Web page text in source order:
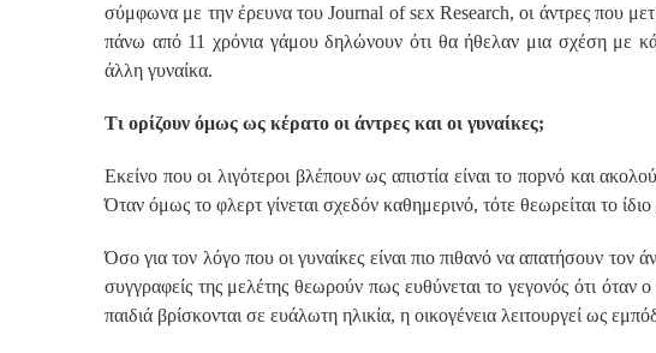
σύμφωνα με την έρευνα του Journal of sεx Research, οι άντρες που
πάνω από 11 χρόνια γάμου δηλώνουν ότι θα ήθελαν μια σχέση με
άλλη γυναίκα.
Τι ορίζουν όμως ως κέρατο οι άντρες και οι γυναίκες;
Εκείνο που οι λιγότεροι βλέπουν ως απιστία είναι το πopνό και
Όταν όμως το φλερτ γίνεται σχεδόν καθημερινό, τότε θεωρείται το
Όσο για τον λόγο που οι γυναίκες είναι πιο πιθανό να απατήσουν
συγγραφείς της μελέτης θεωρούν πως ευθύνεται το γεγονός ότι
παιδιά βρίσκονται σε ευάλωτη ηλικία, η οικογένεια λειτουργεί ως